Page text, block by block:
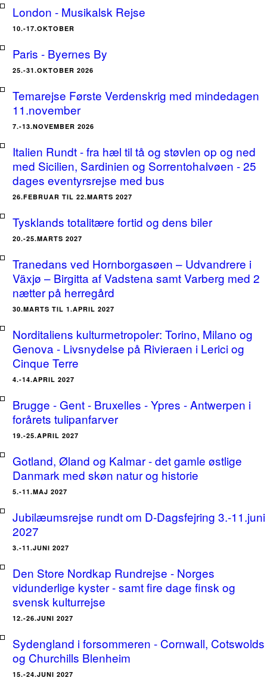
London - Musikalsk Rejse
10.-17.OKTOBER
Paris - Byernes By
25.-31.OKTOBER 2026
Temarejse Første Verdenskrig med mindedagen
11.november
7.-13.NOVEMBER 2026
Italien Rundt - fra hæl til tå og støvlen op og ned
med Sicilien, Sardinien og Sorrentohalvøen - 25
dages eventyrsrejse med bus
26.FEBRUAR TIL 22.MARTS 2027
Tysklands totalitære fortid og dens biler
20.-25.MARTS 2027
Tranedans ved Hornborgasøen – Udvandrere i
Växjø – Birgitta af Vadstena samt Varberg med 2
nætter på herregård
30.MARTS TIL 1.APRIL 2027
Norditaliens kulturmetropoler: Torino, Milano og
Genova - Livsnydelse på Rivieraen i Lerici og
Cinque Terre
4.-14.APRIL 2027
Brugge - Gent - Bruxelles - Ypres - Antwerpen i
forårets tulipanfarver
19.-25.APRIL 2027
Gotland, Øland og Kalmar - det gamle østlige
Danmark med skøn natur og historie
5.-11.MAJ 2027
Jubilæumsrejse rundt om D-Dagsfejring 3.-11.juni
2027
3.-11.JUNI 2027
Den Store Nordkap Rundrejse - Norges
vidunderlige kyster - samt fire dage finsk og
svensk kulturrejse
12.-26.JUNI 2027
Sydengland i forsommeren - Cornwall, Cotswolds
og Churchills Blenheim
15.-24.JUNI 2027